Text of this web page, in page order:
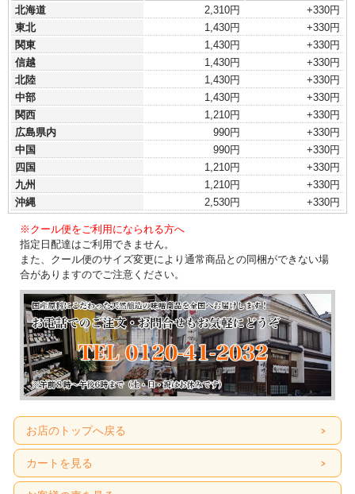
北海道
2,310円
+330円
東北
1,430円
+330円
関東
1,430円
+330円
信越
1,430円
+330円
北陸
1,430円
+330円
中部
1,430円
+330円
関西
1,210円
+330円
広島県内
990円
+330円
中国
990円
+330円
四国
1,210円
+330円
九州
1,210円
+330円
沖縄
2,530円 +330円
※クール便をご利用になられる方へ
指定日配達はご利用できません。
また、クール便のサイズ変更により通常商品との同梱ができない場
合がありますのでご注意ください。
お店のトップへ戻る
カートを見る